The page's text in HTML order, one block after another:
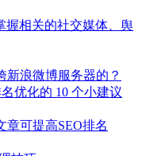
握相关的社交媒体、舆
新浪微博服务器的？
优化的 10 个小建议
章可提高SEO排名